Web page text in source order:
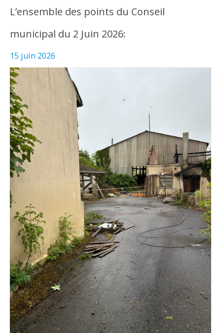
L’ensemble des points du Conseil
municipal du 2 Juin 2026:
15 juin 2026